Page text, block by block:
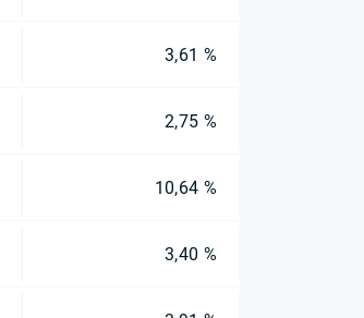
3,61 %
2,75 %
10,64 %
3,40 %